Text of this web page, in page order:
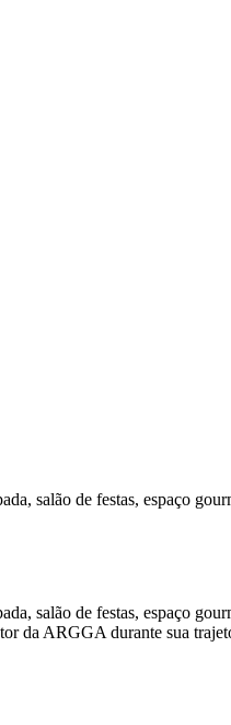
salão de festas, espaço
salão de festas, espaço
da ARGGA durante sua